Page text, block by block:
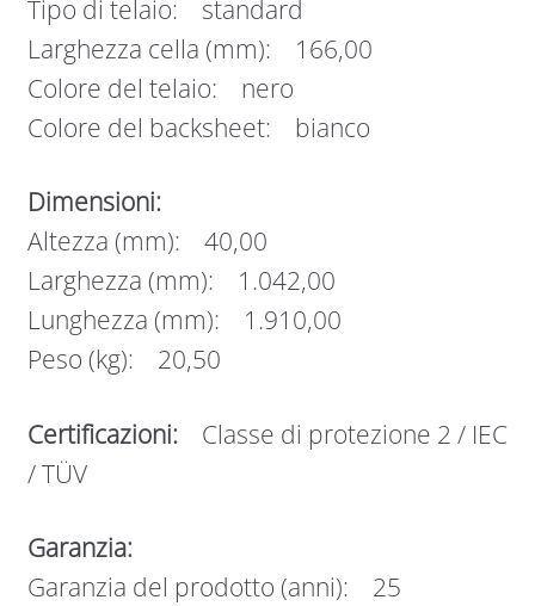
Tipo di telaio: standard
Larghezza cella (mm): 166,00
Colore del telaio: nero
Colore del backsheet: bianco
Dimensioni:
Altezza (mm): 40,00
Larghezza (mm): 1.042,00
Lunghezza (mm): 1.910,00
Peso (kg): 20,50
Certificazioni:Classe di protezione 2 / IEC
/ TÜV
Garanzia:
Garanzia del prodotto (anni): 25